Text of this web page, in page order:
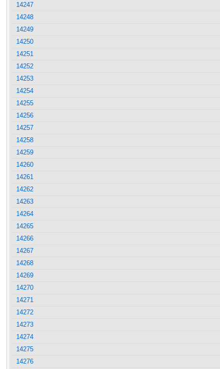
14247
14248
14249
14250
14251
14252
14253
14254
14255
14256
14257
14258
14259
14260
14261
14262
14263
14264
14265
14266
14267
14268
14269
14270
14271
14272
14273
14274
14275
14276